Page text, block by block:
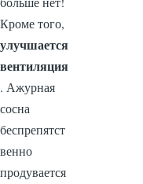
Кроме того,
улучшается
вентиляция
. Ажурная
сосна
беспрепятст
венно
продувается